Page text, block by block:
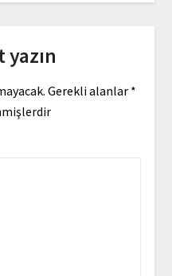
yazın
Gerekli alanlar *